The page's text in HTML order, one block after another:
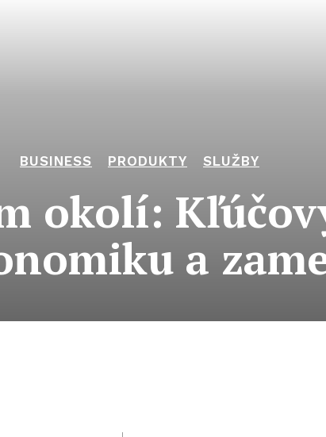
BUSINESS PRODUKTY SLUŽBY
okolí:
a